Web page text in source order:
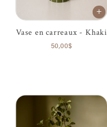
Vase en carreaux - Khaki
50,00$